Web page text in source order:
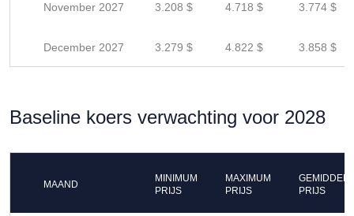
November 2027 3.208 $ 4.718 $ 3.774 $
December 2027 3.279 $ 4.822 $ 3.858 $
Baseline koers verwachting voor 2028
MAAND
MINIMUM
PRIJS
MAXIMUM
PRIJS
PRIJS